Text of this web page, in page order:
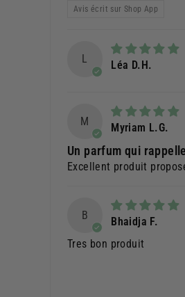
Avis écrit sur Shop App
L Léa D.H.
M Myriam L.G.
Un parfum qui
Excellent produit
B
Bhaidja F.
Tres bon produit